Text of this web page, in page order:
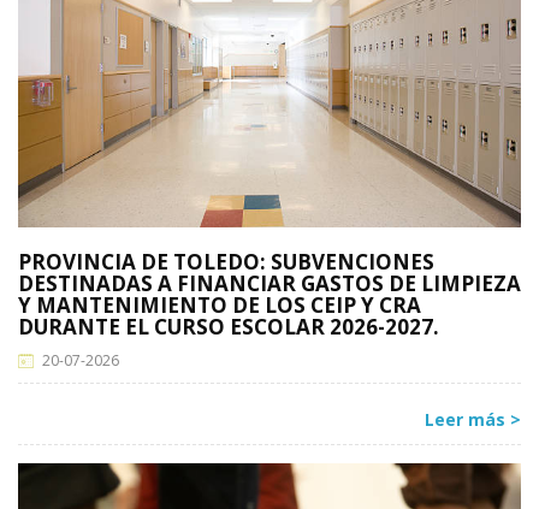
PROVINCIA DE TOLEDO: SUBVENCIONES
DESTINADAS A FINANCIAR GASTOS DE LIMPIEZA
Y MANTENIMIENTO DE LOS CEIP Y CRA
DURANTE EL CURSO ESCOLAR 2026-2027.
20-07-2026
Leer más >